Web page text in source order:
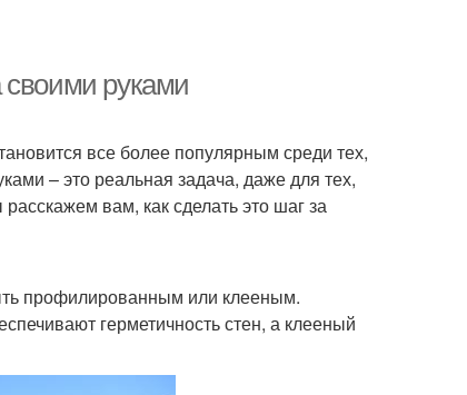
своими руками
все более популярным среди тех,
– это реальная задача, даже для тех,
вам, как сделать это шаг за
профилированным или клееным.
герметичность стен, а клееный